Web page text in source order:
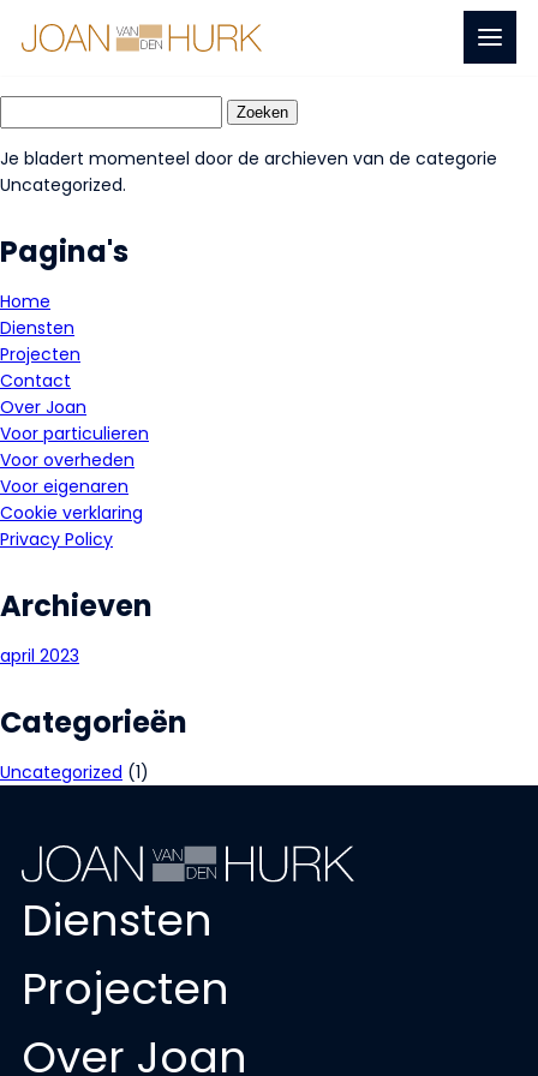
hoofdinhoud
Home
Menu
Latest Posts
naar:
Je bladert momenteel door de archieven van de categorie
Uncategorized.
Pagina's
Home
Diensten
Projecten
Contact
Over Joan
Voor particulieren
Voor overheden
Voor eigenaren
Cookie verklaring
Privacy Policy
Archieven
april 2023
Categorieën
Uncategorized (1)
Diensten
Projecten
Over Joan